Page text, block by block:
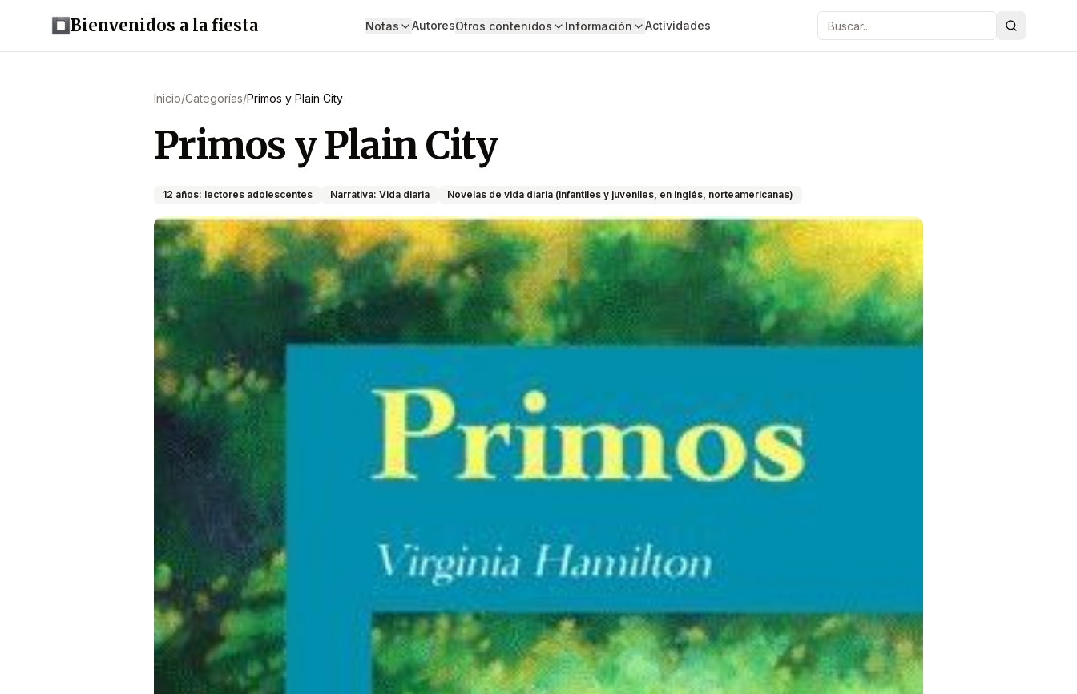
Bienvenidos a la fiesta Notas AutoresOtros contenidos Información Actividades Buscar
Inicio/Categorías/Primos y Plain City
Primos y Plain City
12 años: lectores adolescentes Narrativa: Vida diaria Novelas de vida diaria (infantiles y juveniles, en inglés, norteamericanas)